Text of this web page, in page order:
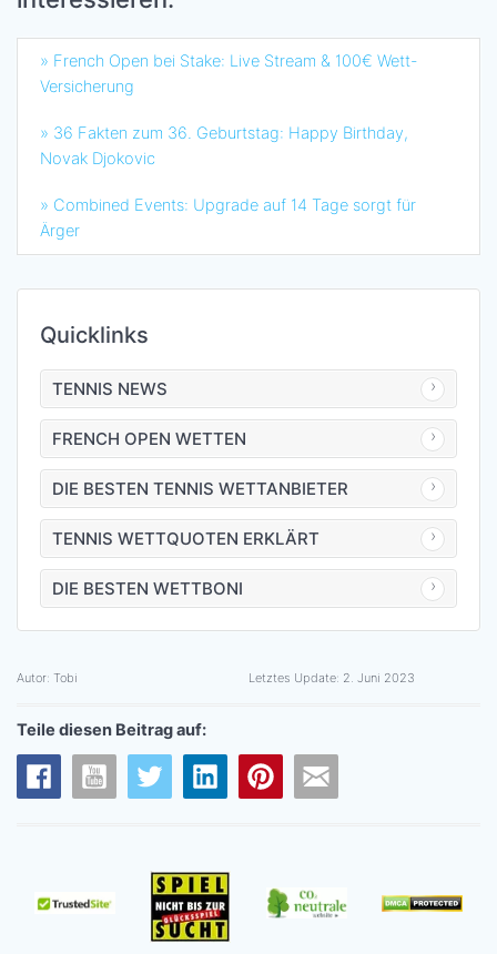
» French Open bei Stake: Live Stream & 100€ Wett-
Versicherung
» 36 Fakten zum 36. Geburtstag: Happy Birthday,
Novak Djokovic
» Combined Events: Upgrade auf 14 Tage sorgt für
Ärger
Quicklinks
TENNIS NEWS
FRENCH OPEN WETTEN
DIE BESTEN TENNIS WETTANBIETER
TENNIS WETTQUOTEN ERKLÄRT
DIE BESTEN WETTBONI
Autor: Tobi Letztes Update: 2. Juni 2023
Teile diesen Beitrag auf: